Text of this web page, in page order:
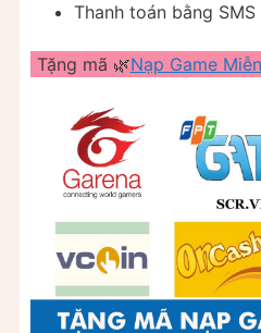
Thanh toán bằng SMS
Tặng mã 🌿Nạp Game